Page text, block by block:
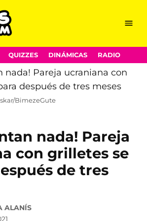
Menu
QUIZZES DINÁMICAS RADIO
BimezeGute
nada! Pareja
con grilletes se
de tres
ALANÍS